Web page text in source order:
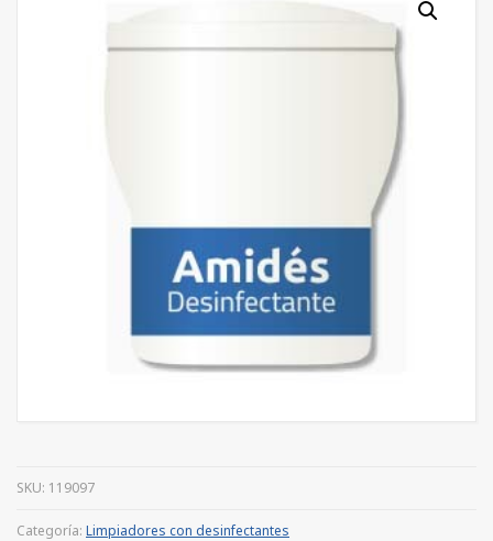
SKU: 119097
Categoría: Limpiadores con desinfectantes